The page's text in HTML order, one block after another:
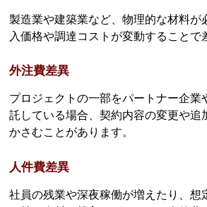
製造業や建築業など、物理的な材料が
入価格や調達コストが変動することで
外注費差異
プロジェクトの一部をパートナー企業
託している場合、契約内容の変更や追
かさむことがあります。
人件費差異
社員の残業や深夜稼働が増えたり、想